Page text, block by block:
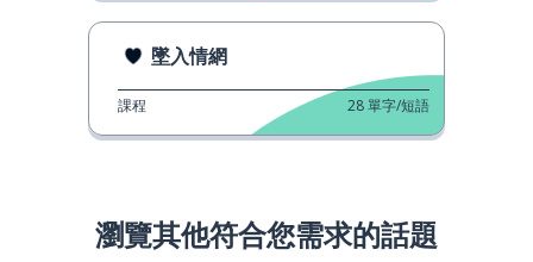
墜入情網
課程 28單字/短語
瀏覽其他符合您需求的話題